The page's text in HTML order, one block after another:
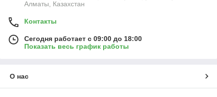
Алматы, Казахстан
Контакты
Сегодня работает с 09:00 до 18:00
Показать весь график работы
О нас